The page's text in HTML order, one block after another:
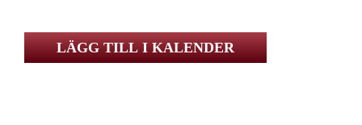
LÄGG TILL I KALENDER